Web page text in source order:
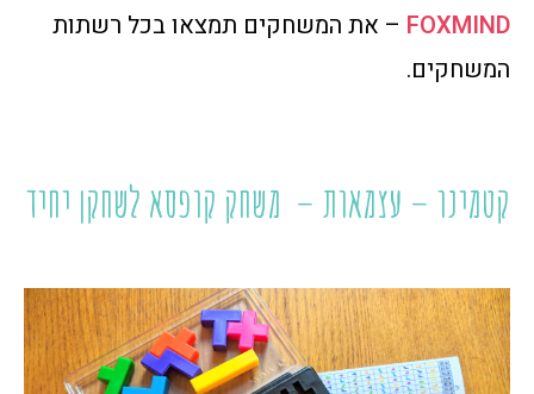
FOXMIND – את המשחקים תמצאו בכל רשתות
המשחקים.
קטמינו – עצמאות – משחק קופסא לשחקן יחיד